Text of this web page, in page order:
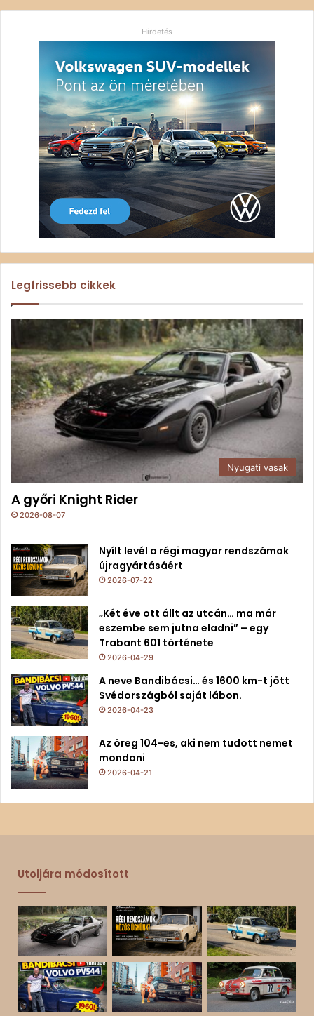
Hirdetés
Legfrissebb cikkek
Nyugati vasak
A győri Knight Rider
2026-08-07
Nyílt levél a régi magyar rendszámok
újragyártásáért
2026-07-22
„Két éve ott állt az utcán… ma már
eszembe sem jutna eladni” – egy
Trabant 601 története
2026-04-29
A neve Bandibácsi… és 1600 km-t jött
Svédországból saját lábon.
2026-04-23
Az öreg 104-es, aki nem tudott nemet
mondani
2026-04-21
Utoljára módosított